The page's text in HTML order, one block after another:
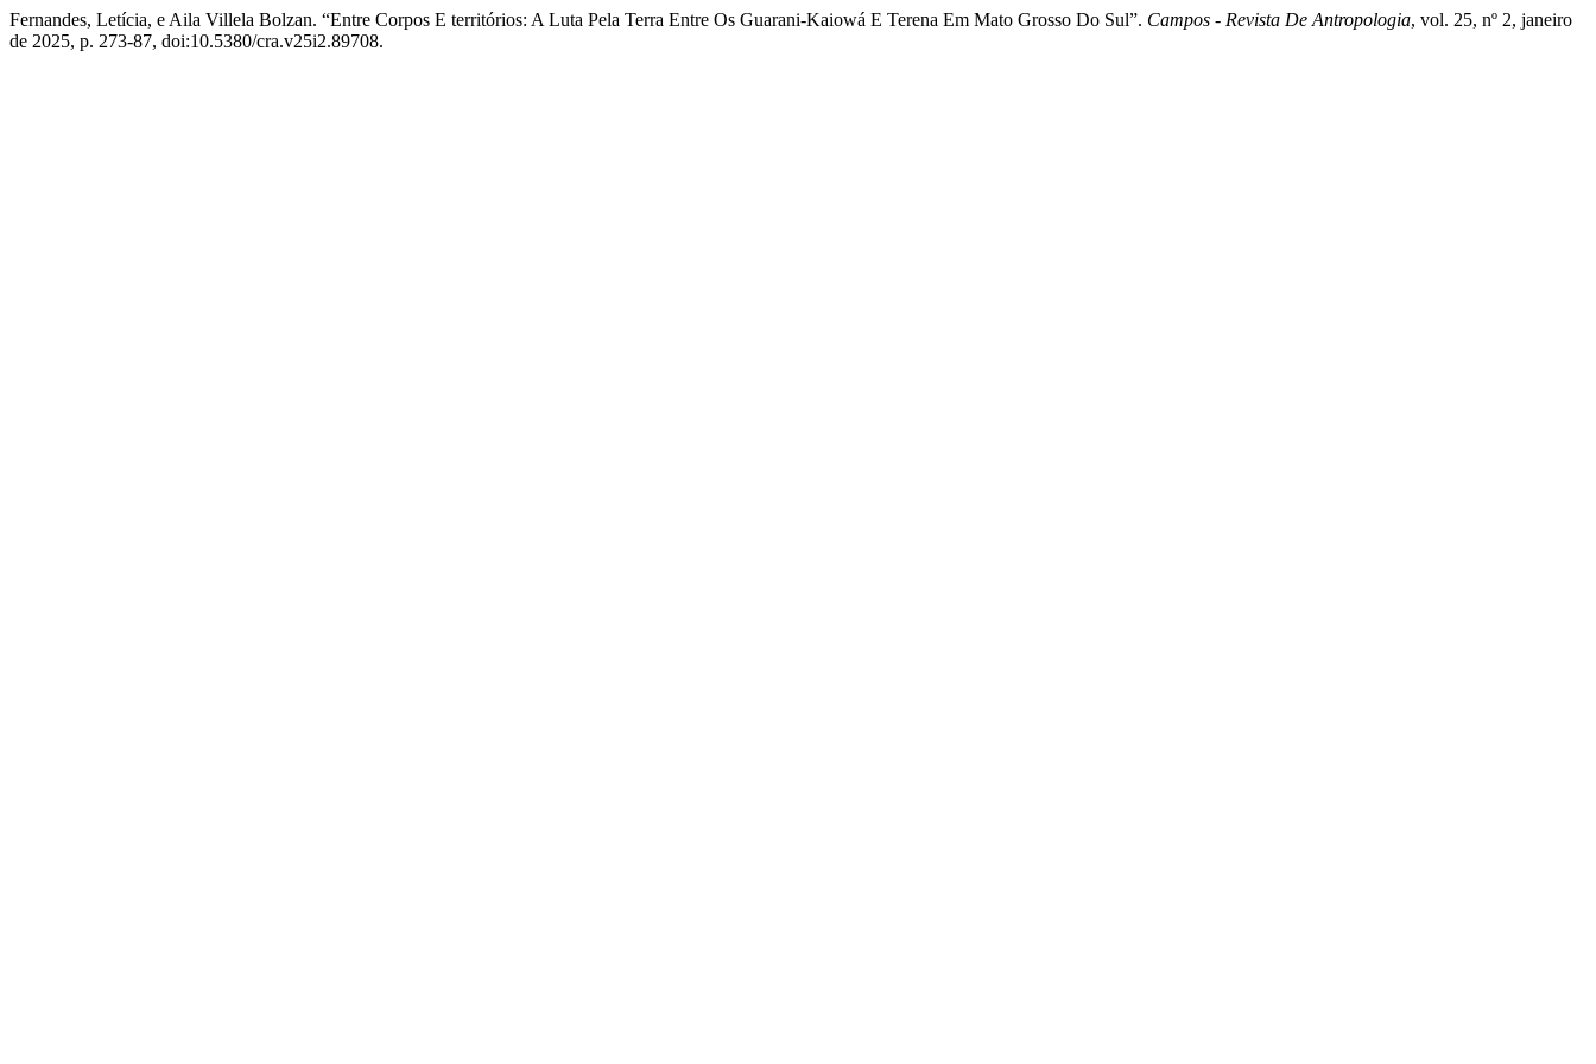
Fernandes, Letícia, e Aila Villela Bolzan. “Entre Corpos E territórios: A Luta Pela Terra Entre Os Guarani-Kaiowá E Terena Em Mato Grosso Do Sul”. Campos - Revista De Antropologia, vol. 25, nº 2, janeiro
de 2025, p. 273-87, doi:10.5380/cra.v25i2.89708.